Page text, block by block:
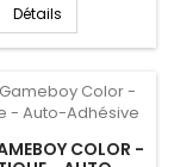
Détails
COLOR -